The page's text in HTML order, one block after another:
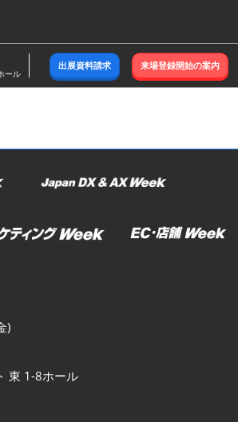
ール
出展資料請求 来場登録開始の案内
)
東 1-8ホール